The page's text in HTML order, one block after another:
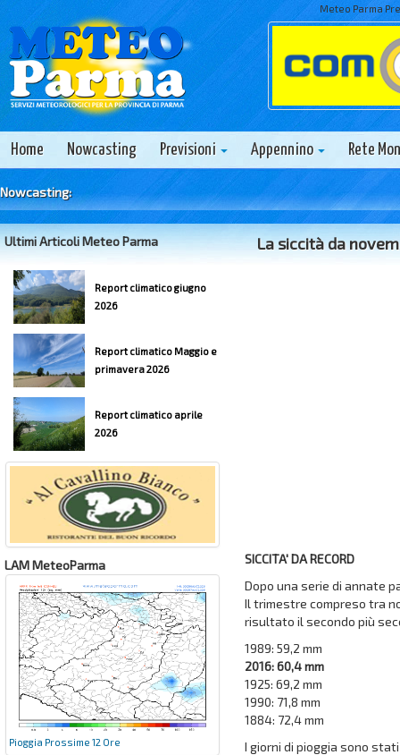
Meteo Parma
Home Nowcasting Previsioni Appennino Rete
Nowcasting:
Ultimi Articoli Meteo Parma
Report climatico giugno
2026
Report climatico Maggio e
primavera 2026
Report climatico aprile
2026
LAM MeteoParma
Pioggia Prossime 12 Ore
La siccità da
SICCITA' DA RECORD
Dopo una serie di annate
Il trimestre compreso tra
risultato il secondo più
1989: 59,2 mm
2016: 60,4 mm
1925: 69,2 mm
1990: 71,8 mm
1884: 72,4 mm
I giorni di pioggia sono